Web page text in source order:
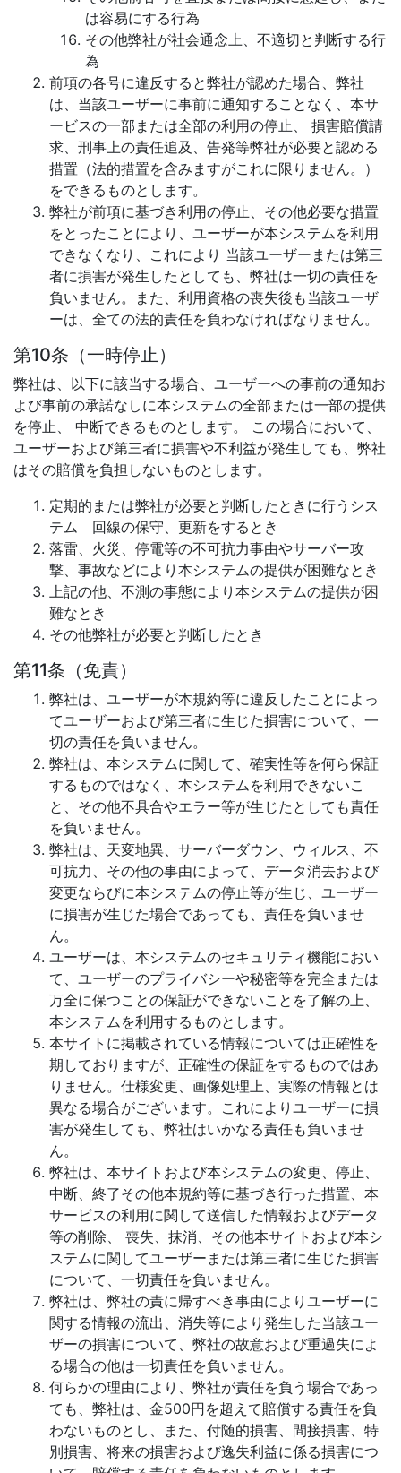
は容易にする行為
その他弊社が社会通念上、不適切と判断する行
為
前項の各号に違反すると弊社が認めた場合、弊社
は、当該ユーザーに事前に通知することなく、本サ
ービスの一部または全部の利用の停止、 損害賠償請
求、刑事上の責任追及、告発等弊社が必要と認める
措置（法的措置を含みますがこれに限りません。）
をできるものとします。
弊社が前項に基づき利用の停止、その他必要な措置
をとったことにより、ユーザーが本システムを利用
できなくなり、これにより 当該ユーザーまたは第三
者に損害が発生したとしても、弊社は一切の責任を
負いません。また、利用資格の喪失後も当該ユーザ
ーは、全ての法的責任を負わなければなりません。
第10条（一時停止）
弊社は、以下に該当する場合、ユーザーへの事前の通知お
よび事前の承諾なしに本システムの全部または一部の提供
を停止、 中断できるものとします。 この場合において、
ユーザーおよび第三者に損害や不利益が発生しても、弊社
はその賠償を負担しないものとします。
定期的または弊社が必要と判断したときに行うシス
テム 回線の保守、更新をするとき
落雷、火災、停電等の不可抗力事由やサーバー攻
撃、事故などにより本システムの提供が困難なとき
上記の他、不測の事態により本システムの提供が困
難なとき
その他弊社が必要と判断したとき
第11条（免責）
弊社は、ユーザーが本規約等に違反したことによっ
てユーザーおよび第三者に生じた損害について、一
切の責任を負いません。
弊社は、本システムに関して、確実性等を何ら保証
するものではなく、本システムを利用できないこ
と、その他不具合やエラー等が生じたとしても責任
を負いません。
弊社は、天変地異、サーバーダウン、ウィルス、不
可抗力、その他の事由によって、データ消去および
変更ならびに本システムの停止等が生じ、ユーザー
に損害が生じた場合であっても、責任を負いませ
ん。
ユーザーは、本システムのセキュリティ機能におい
て、ユーザーのプライバシーや秘密等を完全または
万全に保つことの保証ができないことを了解の上、
本システムを利用するものとします。
本サイトに掲載されている情報については正確性を
期しておりますが、正確性の保証をするものではあ
りません。仕様変更、画像処理上、実際の情報とは
異なる場合がございます。これによりユーザーに損
害が発生しても、弊社はいかなる責任も負いませ
ん。
弊社は、本サイトおよび本システムの変更、停止、
中断、終了その他本規約等に基づき行った措置、本
サービスの利用に関して送信した情報およびデータ
等の削除、 喪失、抹消、その他本サイトおよび本シ
ステムに関してユーザーまたは第三者に生じた損害
について、一切責任を負いません。
弊社は、弊社の責に帰すべき事由によりユーザーに
関する情報の流出、消失等により発生した当該ユー
ザーの損害について、弊社の故意および重過失によ
る場合の他は一切責任を負いません。
何らかの理由により、弊社が責任を負う場合であっ
ても、弊社は、金500円を超えて賠償する責任を負
わないものとし、また、付随的損害、間接損害、特
別損害、将来の損害および逸失利益に係る損害につ